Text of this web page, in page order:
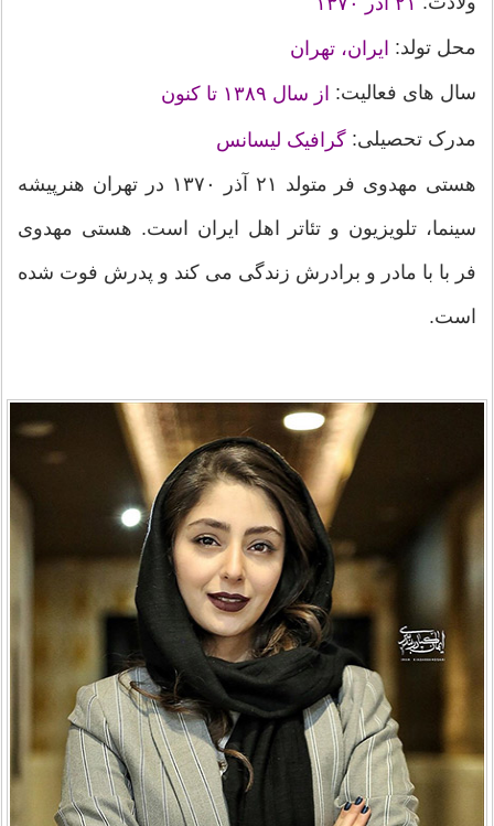
محل تولد: ایران، تهران
سال های فعالیت: از سال ۱۳۸۹ تا کنون
مدرک تحصیلی: گرافیک لیسانس
هستی مهدوی فر متولد ۲۱ آذر ۱۳۷۰ در تهران هنرپیشه
سینما، تلویزیون و تئاتر اهل ایران است. هستی مهدوی
فر با با مادر و برادرش زندگی می کند و پدرش فوت شده
است.